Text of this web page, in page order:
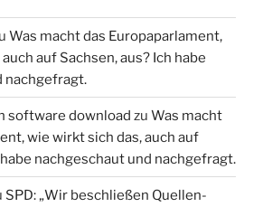
Was macht das Europaparlament,
auf Sachsen, aus? Ich habe
nachgefragt.
software download zu Was macht
wie wirkt sich das, auch auf
nachgeschaut und nachgefragt.
SPD: „Wir beschließen Quellen-